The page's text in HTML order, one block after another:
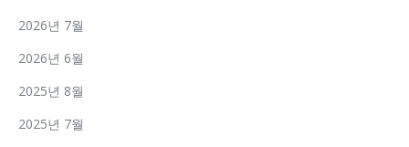
2026년 7월
2026년 6월
2025년 8월
2025년 7월